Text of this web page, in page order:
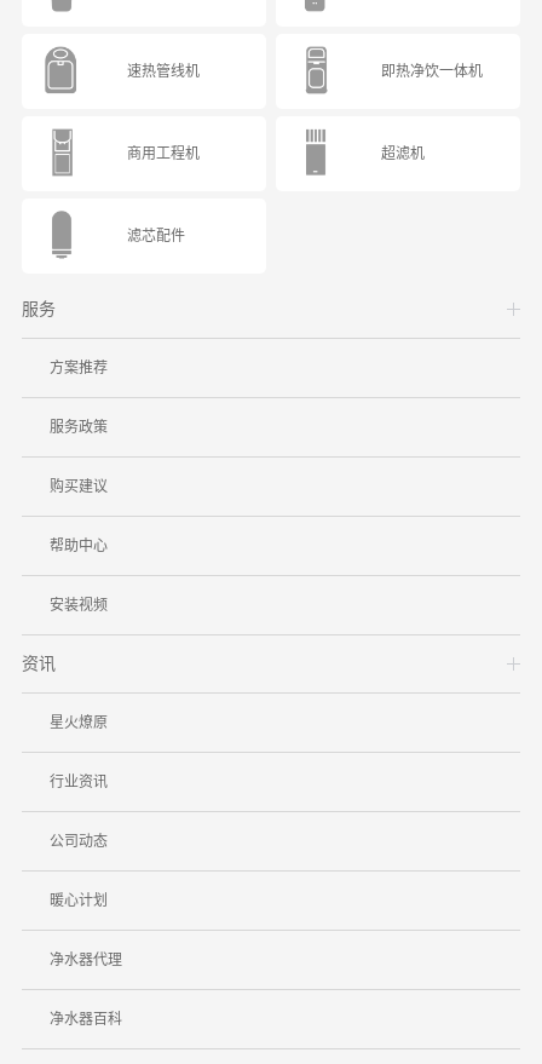
速热管线机 即热净饮一体机
商用工程机 超滤机
滤芯配件
服务
方案推荐
服务政策
购买建议
帮助中心
安装视频
资讯
星火燎原
行业资讯
公司动态
暖心计划
净水器代理
净水器百科